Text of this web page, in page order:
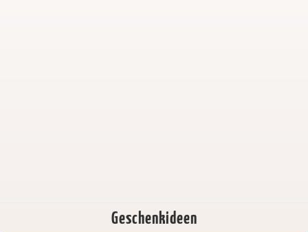
Geschenkideen